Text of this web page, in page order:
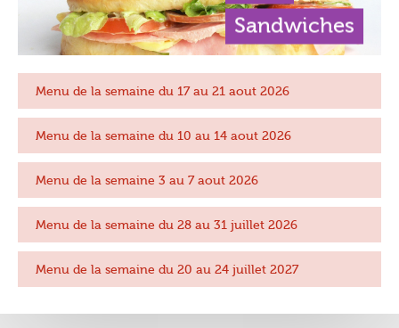
Sandwiches
Menu de la semaine du 17 au 21 aout 2026
Menu de la semaine du 10 au 14 aout 2026
Menu de la semaine 3 au 7 aout 2026
Menu de la semaine du 28 au 31 juillet 2026
Menu de la semaine du 20 au 24 juillet 2027